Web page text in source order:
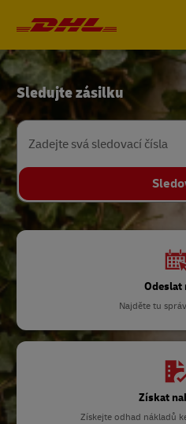
DHL
Home
Sledujte zásilku
Zadejte svá sledovací čísla
Odeslat
Najděte tu
Získat
Získejte odhad nákladů